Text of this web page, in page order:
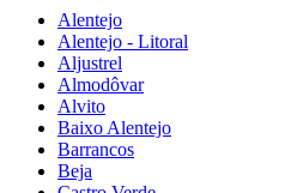
Alentejo
Alentejo - Litoral
Aljustrel
Almodôvar
Alvito
Baixo Alentejo
Barrancos
Beja